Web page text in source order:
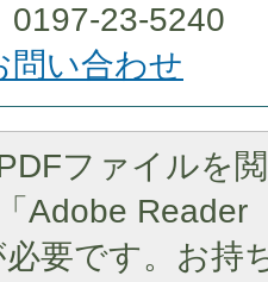
0197-23-5240
問い合わせ
ファイルを
「Adobe Reader
要です。お持